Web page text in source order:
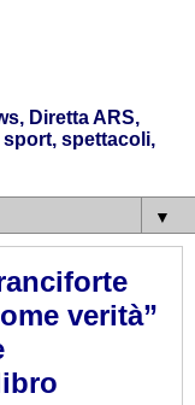
Diretta ARS,
spettacoli,
▼
verità”